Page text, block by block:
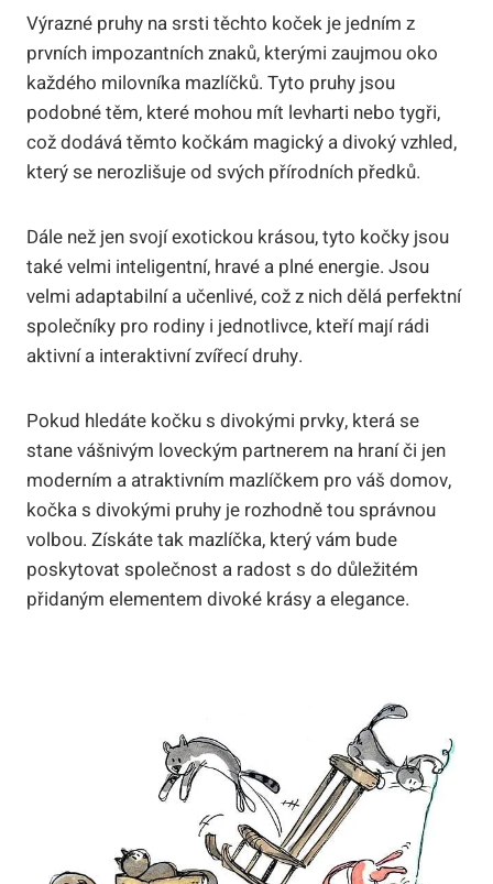
Výrazné pruhy na srsti těchto koček je jedním z
prvních impozantních znaků, kterými zaujmou oko
každého milovníka mazlíčků. Tyto pruhy jsou
podobné těm, které mohou mít levharti nebo tygři,
což dodává těmto kočkám magický a divoký vzhled,
který se nerozlišuje od svých přírodních předků.
Dále než jen svojí exotickou krásou, tyto kočky jsou
také velmi inteligentní, hravé a plné energie. Jsou
velmi adaptabilní a učenlivé, což z nich dělá perfektní
společníky pro rodiny i jednotlivce, kteří mají rádi
aktivní a interaktivní zvířecí druhy.
Pokud hledáte kočku s divokými prvky, která se
stane vášnivým loveckým partnerem na hraní či jen
moderním a atraktivním mazlíčkem pro váš domov,
kočka s divokými pruhy je rozhodně tou správnou
volbou. Získáte tak mazlíčka, který vám bude
poskytovat společnost a radost s do důležitém
přidaným elementem divoké krásy a elegance.